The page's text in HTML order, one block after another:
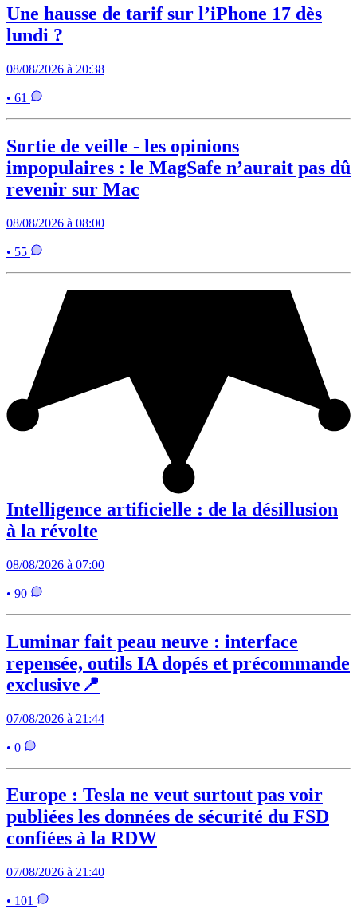
Une hausse de tarif sur l’iPhone 17 dès
lundi ?
08/08/2026 à 20:38
• 61
Sortie de veille - les opinions
impopulaires : le MagSafe n’aurait pas dû
revenir sur Mac
08/08/2026 à 08:00
• 55
Intelligence artificielle : de la désillusion
à la révolte
08/08/2026 à 07:00
• 90
Luminar fait peau neuve : interface
repensée, outils IA dopés et précommande
exclusive📍
07/08/2026 à 21:44
• 0
Europe : Tesla ne veut surtout pas voir
publiées les données de sécurité du FSD
confiées à la RDW
07/08/2026 à 21:40
• 101